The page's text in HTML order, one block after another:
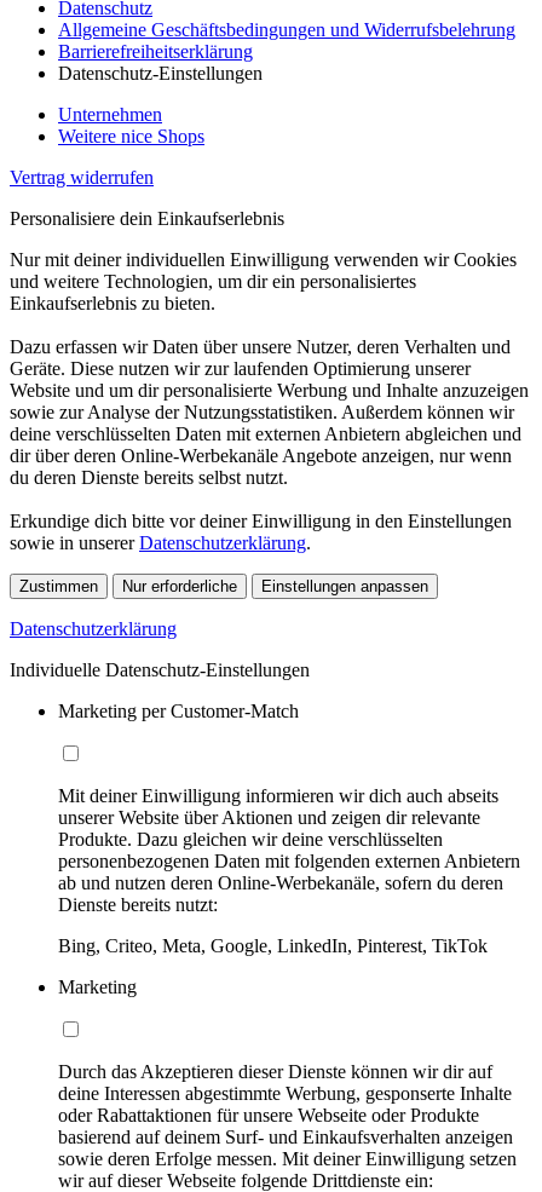
Datenschutz
Allgemeine Geschäftsbedingungen und Widerrufsbelehrung
Barrierefreiheitserklärung
Datenschutz-Einstellungen
Unternehmen
Weitere nice Shops
Vertrag widerrufen
Personalisiere dein Einkaufserlebnis
Nur mit deiner individuellen Einwilligung verwenden wir Cookies
und weitere Technologien, um dir ein personalisiertes
Einkaufserlebnis zu bieten.
Dazu erfassen wir Daten über unsere Nutzer, deren Verhalten und
Geräte. Diese nutzen wir zur laufenden Optimierung unserer
Website und um dir personalisierte Werbung und Inhalte anzuzeigen
sowie zur Analyse der Nutzungsstatistiken. Außerdem können wir
deine verschlüsselten Daten mit externen Anbietern abgleichen und
dir über deren Online-Werbekanäle Angebote anzeigen, nur wenn
du deren Dienste bereits selbst nutzt.
Erkundige dich bitte vor deiner Einwilligung in den Einstellungen
sowie in unsererDatenschutzerklärung.
Zustimmen Nur erforderliche Einstellungen anpassen
Datenschutzerklärung
Individuelle Datenschutz-Einstellungen
Marketing per Customer-Match
Mit deiner Einwilligung informieren wir dich auch abseits
unserer Website über Aktionen und zeigen dir relevante
Produkte. Dazu gleichen wir deine verschlüsselten
personenbezogenen Daten mit folgenden externen Anbietern
ab und nutzen deren Online-Werbekanäle, sofern du deren
Dienste bereits nutzt:
Bing, Criteo, Meta, Google, LinkedIn, Pinterest, TikTok
Marketing
Durch das Akzeptieren dieser Dienste können wir dir auf
deine Interessen abgestimmte Werbung, gesponserte Inhalte
oder Rabattaktionen für unsere Webseite oder Produkte
basierend auf deinem Surf- und Einkaufsverhalten anzeigen
sowie deren Erfolge messen. Mit deiner Einwilligung setzen
wir auf dieser Webseite folgende Drittdienste ein: